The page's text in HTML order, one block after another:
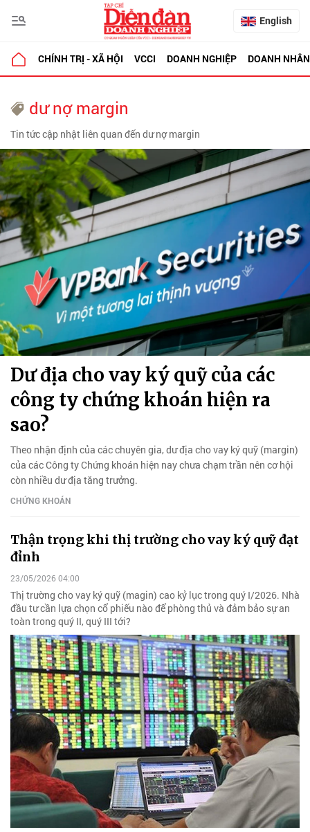
English
CHÍNH TRỊ - XÃ HỘI VCCI DOANH NGHIỆP DOANH NHÂN
dư nợ margin
Tin tức cập nhật liên quan đến dư nợ margin
Dư địa cho vay ký quỹ của các
công ty chứng khoán hiện ra
sao?
Theo nhận định của các chuyên gia, dư địa cho vay ký quỹ (margin)
của các Công ty Chứng khoán hiện nay chưa chạm trần nên cơ hội
còn nhiều dư địa tăng trưởng.
CHỨNG KHOÁN
Thận trọng khi thị trường cho vay ký quỹ đạt
đỉnh
23/05/2026 04:00
Thị trường cho vay ký quỹ (magin) cao kỷ lục trong quý I/2026. Nhà
đầu tư cần lựa chọn cổ phiếu nào để phòng thủ và đảm bảo sự an
toàn trong quý II, quý III tới?